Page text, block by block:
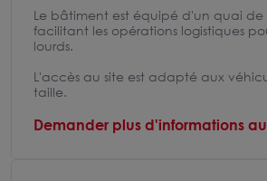
Le bâtiment est équipé d'un quai
facilitant les opérations logistiques
lourds.
L'accès au site est adapté aux
taille.
Demander plus d'informations